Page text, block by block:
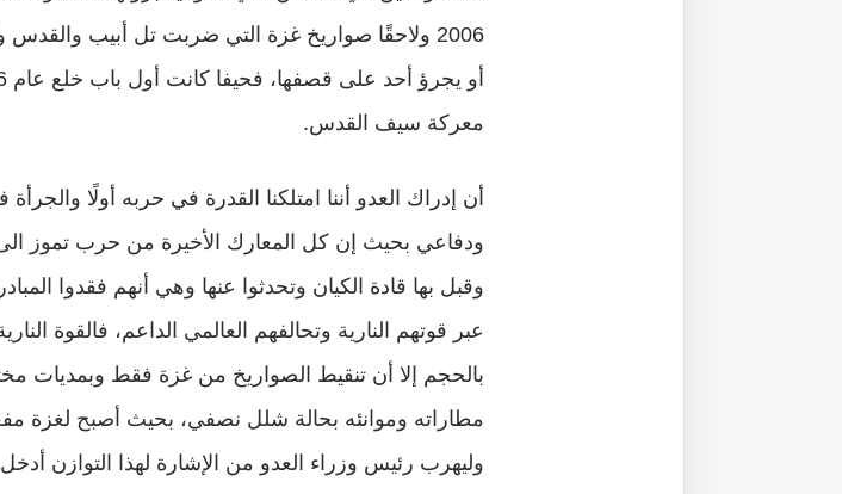
2006 ولاحقًا صواريخ غزة التي ضربت تل أبيب
معركة سيف القدس.
أن إدراك العدو أننا امتلكنا القدرة في حربه أولًا
ودفاعي بحيث إن كل المعارك الأخيرة من حرب تموز
وقبل بها قادة الكيان وتحدثوا عنها وهي أنهم فقدوا
عبر قوتهم النارية وتحالفهم العالمي الداعم، فالقوة
بالحجم إلا أن تنقيط الصواريخ من غزة فقط وبمديات
مطاراته وموانئه بحالة شلل نصفي، بحيث أصبح لغزة
وليهرب رئيس وزراء العدو من الإشارة لهذا التوازن